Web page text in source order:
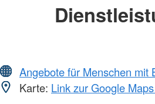
Angebote für Menschen mit
Karte: Link zur Google